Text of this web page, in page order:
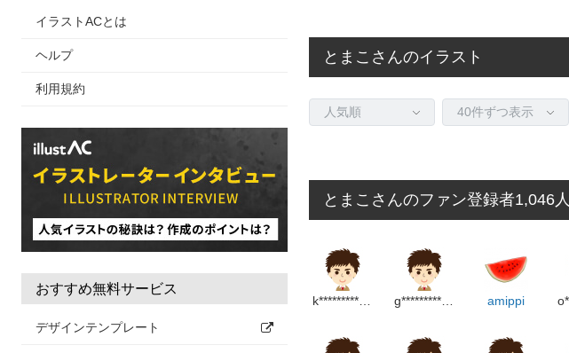
イラストACとは
ヘルプ
利用規約
おすすめ無料サービス
デザインテンプレート
とまこさんのイラスト
とまこさんのファン登録者1,046人
amippi